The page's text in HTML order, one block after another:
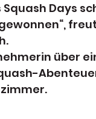
Days
über